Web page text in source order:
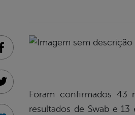
Foram confirmados 43
resultados de Swab e
Facebook
Twitter